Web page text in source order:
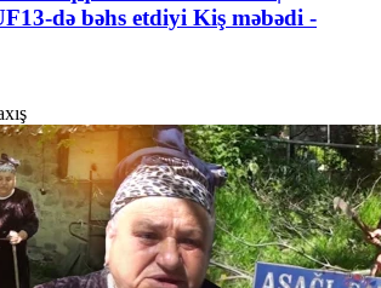
də bəhs etdiyi Kiş məbədi -